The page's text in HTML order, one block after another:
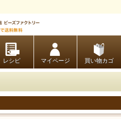
レシピ マイページ 買い物カゴ